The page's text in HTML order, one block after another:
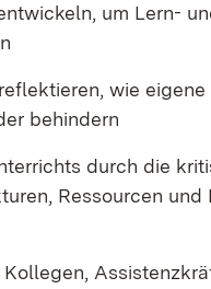
um Lern-
wie eigene
behindern
durch die
Ressourcen